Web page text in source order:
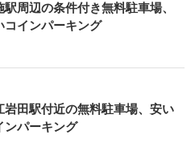
駅周辺の条件付き無料駐車場、
コインパーキング
岩田駅付近の無料駐車場、安い
ンパーキング